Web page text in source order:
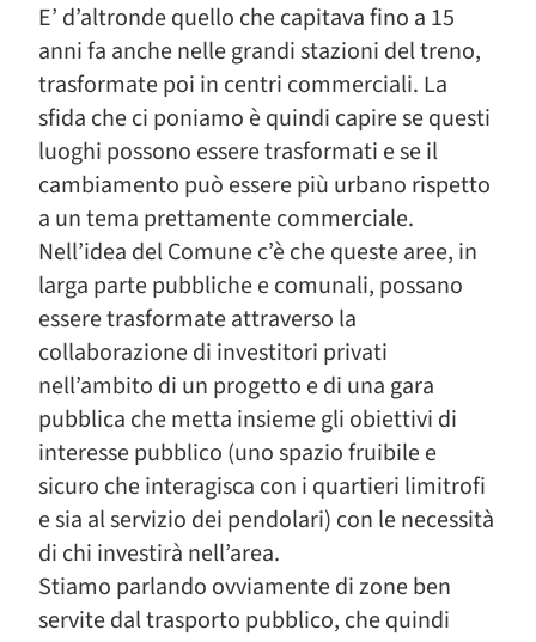
E’ d’altronde quello che capitava fino a 15
anni fa anche nelle grandi stazioni del treno,
trasformate poi in centri commerciali. La
sfida che ci poniamo è quindi capire se questi
luoghi possono essere trasformati e se il
cambiamento può essere più urbano rispetto
a un tema prettamente commerciale.
Nell’idea del Comune c’è che queste aree, in
larga parte pubbliche e comunali, possano
essere trasformate attraverso la
collaborazione di investitori privati
nell’ambito di un progetto e di una gara
pubblica che metta insieme gli obiettivi di
interesse pubblico (uno spazio fruibile e
sicuro che interagisca con i quartieri limitrofi
e sia al servizio dei pendolari) con le necessità
di chi investirà nell’area.
Stiamo parlando ovviamente di zone ben
servite dal trasporto pubblico, che quindi